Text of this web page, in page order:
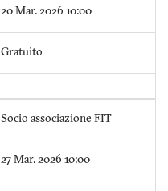
20 Mar. 2026 10:00
Gratuito
Socio associazione FIT
27 Mar. 2026 10:00